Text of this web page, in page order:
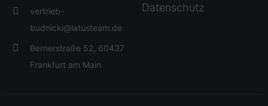
vertrieb-
budnicki@latusteam.de
Bernerstraße 52, 60437
Frankfurt am Main
Datenschutz